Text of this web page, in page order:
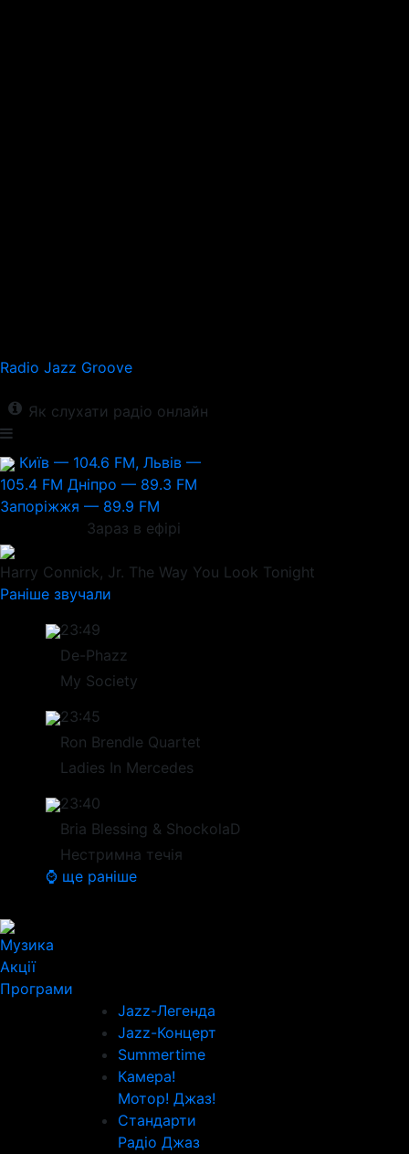
Radio Jazz Groove
Як слухати радіо онлайн
Київ — 104.6 FM, Львів —
105.4 FM Дніпро — 89.3 FM
Запоріжжя — 89.9 FM
Зараз в ефірі
Harry Connick, Jr. The Way You Look Tonight
Раніше звучали
23:49
De-Phazz
My Society
23:45
Ron Brendle Quartet
Ladies In Mercedes
23:40
Bria Blessing & ShockolaD
Нестримна течія
⌚ ще раніше
Музика
Акції
Програми
Jazz-Легенда
Jazz-Концерт
Summertime
Камера!
Мотор! Джаз!
Стандарти
Радіо Джаз